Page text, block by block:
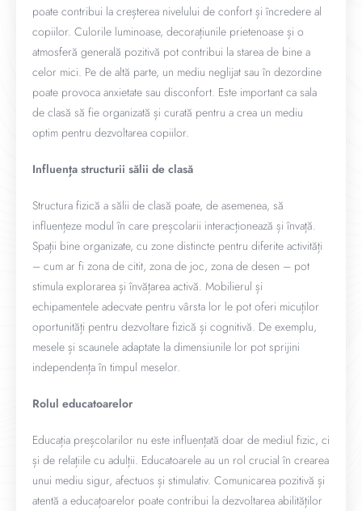
poate contribui la creșterea nivelului de confort și încredere al
copiilor. Culorile luminoase, decorațiunile prietenoase și o
atmosferă generală pozitivă pot contribui la starea de bine a
celor mici. Pe de altă parte, un mediu neglijat sau în dezordine
poate provoca anxietate sau disconfort. Este important ca sala
de clasă să fie organizată și curată pentru a crea un mediu
optim pentru dezvoltarea copiilor.
Influența structurii sălii de clasă
Structura fizică a sălii de clasă poate, de asemenea, să
influențeze modul în care preșcolarii interacționează și învață.
Spații bine organizate, cu zone distincte pentru diferite activități
– cum ar fi zona de citit, zona de joc, zona de desen – pot
stimula explorarea și învățarea activă. Mobilierul și
echipamentele adecvate pentru vârsta lor le pot oferi micuților
oportunități pentru dezvoltare fizică și cognitivă. De exemplu,
mesele și scaunele adaptate la dimensiunile lor pot sprijini
independența în timpul meselor.
Rolul educatoarelor
Educația preșcolarilor nu este influențată doar de mediul fizic, ci
și de relațiile cu adulții. Educatoarele au un rol crucial în crearea
unui mediu sigur, afectuos și stimulativ. Comunicarea pozitivă și
atentă a educațoarelor poate contribui la dezvoltarea abilităților